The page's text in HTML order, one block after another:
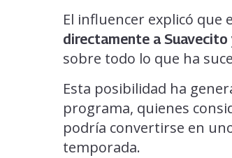
El influencer explicó
directamente a Suavecito
sobre todo lo que ha
Esta posibilidad ha
programa, quienes
podría convertirse en
temporada.